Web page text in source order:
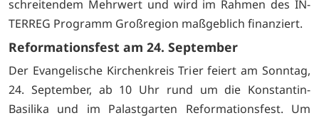
schreitendem Mehrwert und wird im Rahmen des IN­
TERREG Programm Groß­region maßgeblich finanziert.
Reformationsfest am 24. September
Der Evangelische Kirchen­kreis Trier feiert am Sonn­tag,
24. September, ab 10 Uhr rund um die Konstan­tin-
Basilika und im Pa­lastgarten Reformati­onsfest. Um